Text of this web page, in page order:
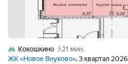
Кокошкино
21 мин.
ЖК «Новое Внуково», 3 квартал 2026